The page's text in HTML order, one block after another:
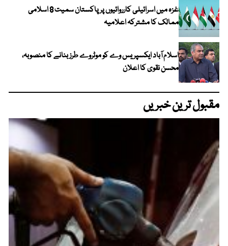
غزہ میں اسرائیلی کارروائیوں پر پاکستان سمیت 8 اسلامی
ممالک کا مشترکہ اعلامیہ
اسلام آباد ایکسپریس وے کو موٹروے طرز بنانے کا منصوبہ،
محسن نقوی کا اعلان
مقبول ترین خبریں